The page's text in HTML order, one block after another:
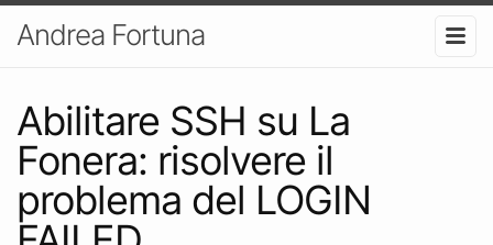
Andrea Fortuna
Abilitare SSH su La
Fonera: risolvere il
problema del LOGIN